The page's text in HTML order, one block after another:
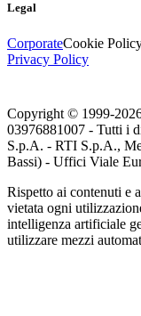
Legal
CorporateCookie
Privacy Policy
Copyright © 1999-
03976881007 - Tutti i
S.p.A. - RTI S.p.A.,
Bassi) - Uffici Viale
Rispetto ai contenuti e
vietata ogni
intelligenza artificiale
utilizzare mezzi